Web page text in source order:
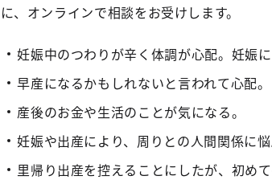
に、オンラインで相談をお受けします。
妊娠中のつわりが辛く体調が心配。妊娠
早産になるかもしれないと言われて心配。
産後のお金や生活のことが気になる。
妊娠や出産により、周りとの人間関係に悩
里帰り出産を控えることにしたが、初め